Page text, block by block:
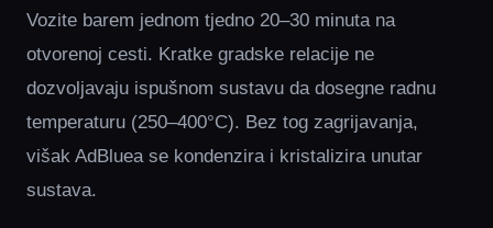
Vozite barem jednom tjedno 20–30 minuta na
otvorenoj cesti. Kratke gradske relacije ne
dozvoljavaju ispušnom sustavu da dosegne radnu
temperaturu (250–400°C). Bez tog zagrijavanja,
višak AdBluea se kondenzira i kristalizira unutar
sustava.